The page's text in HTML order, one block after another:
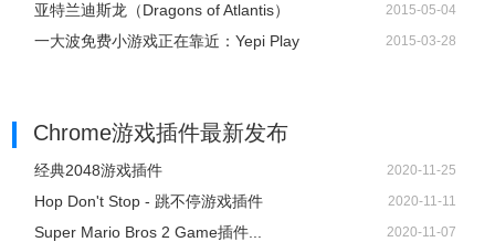
亚特兰迪斯龙（Dragons of Atlantis） 2015-05-04
一大波免费小游戏正在靠近：Yepi Play 2015-03-28
Chrome游戏插件最新发布
经典2048游戏插件 2020-11-25
Hop Don't Stop - 跳不停游戏插件 2020-11-11
Super Mario Bros 2 Game插件... 2020-11-07